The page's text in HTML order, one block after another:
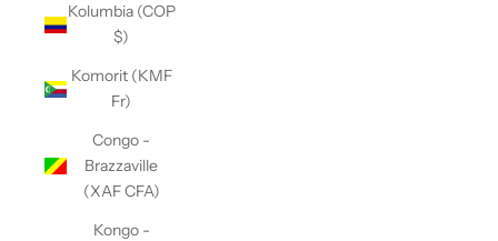
Kolumbia (COP
$)
Komorit (KMF
Fr)
Congo -
Brazzaville
(XAF CFA)
Kongo -